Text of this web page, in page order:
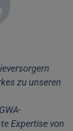
zu unseren
Expertise von